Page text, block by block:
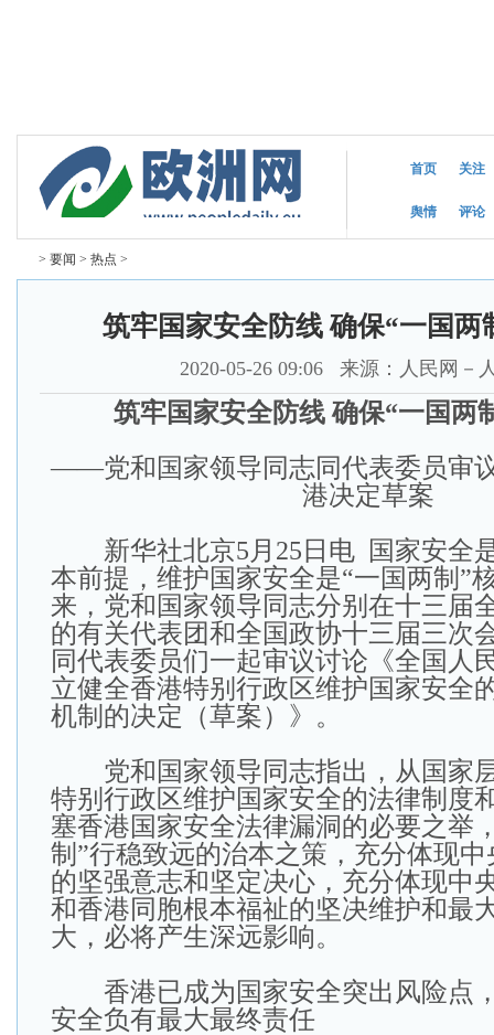
首页 关注
舆情 评论
> 要闻 > 热点 >
筑牢国家安全防线 确保“一国两
2020-05-26 09:06 来源：人民网－
筑牢国家安全防线 确保“一国两
——党和国家领导同志同代表委员审
港决定草案
新华社北京5月25日电 国家安全
本前提，维护国家安全是“一国两制”
来，党和国家领导同志分别在十三届
的有关代表团和全国政协十三届三次
同代表委员们一起审议讨论《全国人
立健全香港特别行政区维护国家安全
机制的决定（草案）》。
党和国家领导同志指出，从国家
特别行政区维护国家安全的法律制度
塞香港国家安全法律漏洞的必要之举
制”行稳致远的治本之策，充分体现
的坚强意志和坚定决心，充分体现中
和香港同胞根本福祉的坚决维护和最
大，必将产生深远影响。
香港已成为国家安全突出风险点
安全负有最大最终责任